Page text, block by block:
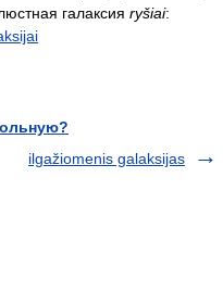
галаксия ryšiai:
ilgažiomenis galaksijas